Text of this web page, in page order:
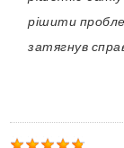
рішити
затягнув